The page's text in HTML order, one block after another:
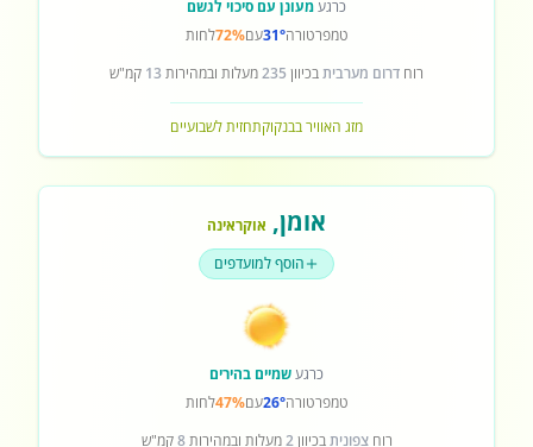
כרגעמעונן עם סיכוי לגשם
טמפרטורה31°עם72%לחות
רוח דרום מערביתבכיוון 235מעלות ובמהירות 13 קמ"ש
מזג האוויר בבנקוקתחזית לשבועיים
אומן, אוקראינה
הוסף למועדפים
כרגעשמיים בהירים
טמפרטורה26°עם47%לחות
רוחצפוניתבכיוון2מעלות ובמהירות8קמ"ש